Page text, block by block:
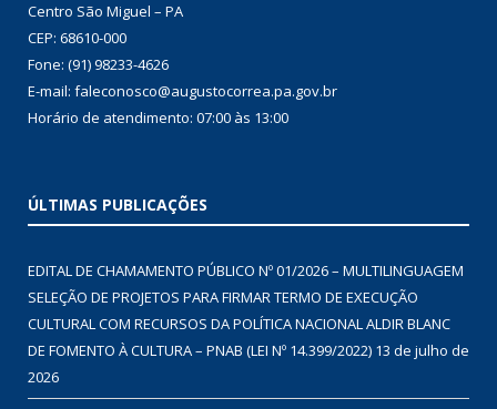
Centro São Miguel – PA
CEP: 68610-000
Fone: (91) 98233-4626
E-mail: faleconosco@augustocorrea.pa.gov.br
Horário de atendimento: 07:00 às 13:00
ÚLTIMAS PUBLICAÇÕES
EDITAL DE CHAMAMENTO PÚBLICO Nº 01/2026 – MULTILINGUAGEM
SELEÇÃO DE PROJETOS PARA FIRMAR TERMO DE EXECUÇÃO
CULTURAL COM RECURSOS DA POLÍTICA NACIONAL ALDIR BLANC
DE FOMENTO À CULTURA – PNAB (LEI Nº 14.399/2022) 13 de julho de
2026